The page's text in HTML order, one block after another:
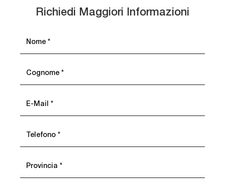
Richiedi Maggiori Informazioni